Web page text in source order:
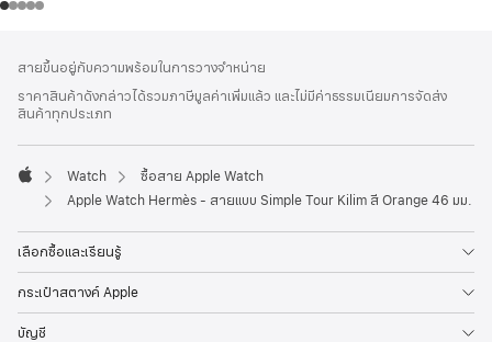
ส่วน
ท้าย
กระดาษ
เชิงอรรถ
สายขึ้นอยู่กับความพร้อมในการวางจำหน่าย
ราคาสินค้าดังกล่าวได้รวมภาษีมูลค่าเพิ่มแล้ว และไม่มีค่าธรรมเนียมการจัดส่ง
สินค้าทุกประเภท
Apple
Watch
ซื้อสาย Apple Watch
Apple Watch Hermès - สายแบบ Simple Tour Kilim สี Orange 46 มม.
เลือกซื้อและเรียนรู้
กระเป๋าสตางค์ Apple
บัญชี